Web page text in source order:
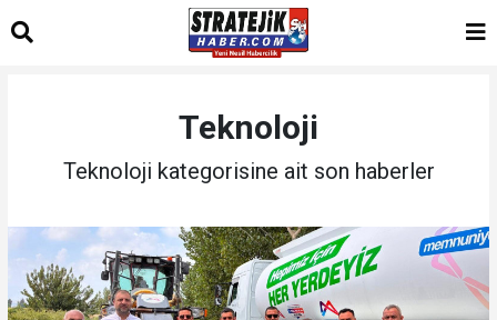
Teknoloji
Teknoloji kategorisine ait son haberler